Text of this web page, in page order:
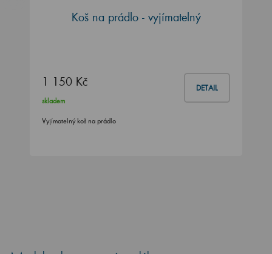
Koš na prádlo - vyjímatelný
1 150 Kč DETAIL
skladem
Vyjímatelný koš na prádlo